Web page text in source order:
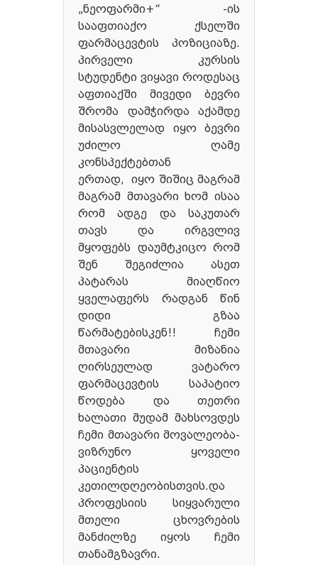
„ნეოფარმი+“ -ის
სააფთიაქო ქსელში
ფარმაცევტის პოზიციაზე.
პირველი კურსის
სტუდენტი ვიყავი როდესაც
აფთიაქში მივედი ბევრი
შრომა დამჭირდა აქამდე
მისასვლელად იყო ბევრი
უძილო ღამე
კონსპექტებთან
ერთად, იყო შიშიც მაგრამ
მაგრამ მთავარი ხომ ისაა
რომ ადგე და საკუთარ
თავს და ირგვლივ
მყოფებს დაუმტკიცო რომ
შენ შეგიძლია ასეთ
პატარას მიაღწიო
ყველაფერს რადგან წინ
დიდი გზაა
წარმატებისკენ!! ჩემი
მთავარი მიზანია
ღირსეულად ვატარო
ფარმაცევტის საპატიო
წოდება და თეთრი
ხალათი მუდამ მახსოვდეს
ჩემი მთავარი მოვალეობა-
ვიზრუნო ყოველი
პაციენტის
კეთილდღეობისთვის.და
პროფესიის სიყვარული
მთელი ცხოვრების
მანძილზე იყოს ჩემი
თანამგზავრი.